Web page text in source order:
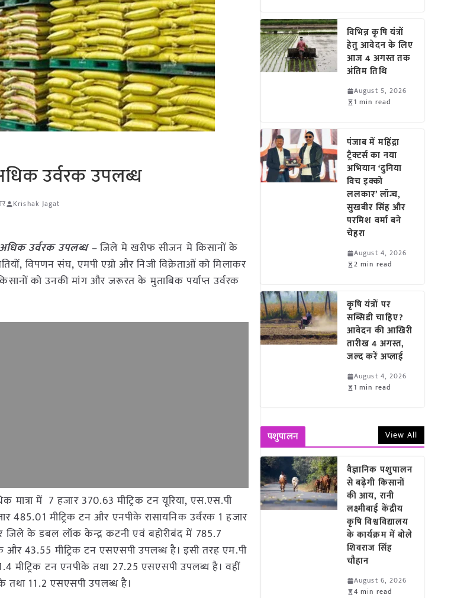
उर्वरक उपलब्ध
Krishak Jagat
उर्वरक उपलब्ध –जिले मे खरीफ सीजन मे किसानों के
विपणन संघ, एमपी एग्रो और निजी विक्रेताओं को मिलाकर
को उनकी मांग और जरूरत के मुताबिक पर्याप्त उर्वरक
में 7 हजार 370.63 मीट्रिक टन यूरिया, एस.एस.पी
485.01 मीट्रिक टन और एनपीके रासायनिक उर्वरक 1 हजार
जिले के डबल लॉक केन्द्र कटनी एवं बहोरीबंद में 785.7
और 43.55 मीट्रिक टन एसएसपी उपलब्ध है। इसी तरह एम.पी
मीट्रिक टन एनपीके तथा 27.25 एसएसपी उपलब्ध है। वहीं
तथा 11.2 एसएसपी उपलब्ध है।
विभिन्न कृषि यंत्रों
हेतु आवेदन के लिए
आज 4 अगस्त तक
अंतिम तिथि
August 5, 2026
1 min read
पंजाब में महिंद्रा
ट्रैक्टर्स का नया
अभियान ‘दुनिया
विच इक्को
ललकार’ लॉन्च,
सुखबीर सिंह और
परमिश वर्मा बने
चेहरा
August 4, 2026
2 min read
कृषि यंत्रों पर
सब्सिडी चाहिए?
आवेदन की आखिरी
तारीख 4 अगस्त,
जल्द करें अप्लाई
August 4, 2026
1 min read
पशुपालन View All
वैज्ञानिक पशुपालन
से बढ़ेगी किसानों
की आय, रानी
लक्ष्मीबाई केंद्रीय
कृषि विश्वविद्यालय
के कार्यक्रम में बोले
शिवराज सिंह
चौहान
August 6, 2026
4 min read